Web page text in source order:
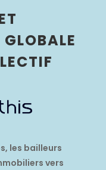
les bailleurs
vers